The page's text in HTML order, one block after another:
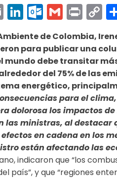
EmailLinkedInGmail
Print
de Colombia,
para publicar una
mundo debe transitar
del 75% de las
energético,
para el
dolorosa los impactos
las ministras, al destacar
en cadena en los
están afectando las
indicaron que “los
país”, y que “regiones